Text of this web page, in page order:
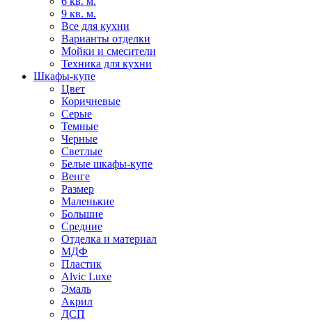
9 кв. м.
Все для кухни
Варианты отделки
Мойки и смесители
Техника для кухни
Шкафы-купе
Цвет
Коричневые
Серые
Темные
Черные
Светлые
Белые шкафы-купе
Венге
Размер
Маленькие
Большие
Средние
Отделка и материал
МДФ
Пластик
Alvic Luxe
Эмаль
Акрил
ДСП